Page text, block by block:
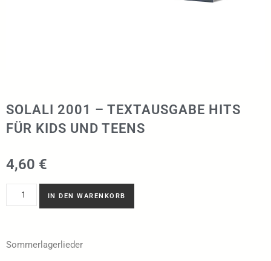
SOLALI 2001 – TEXTAUSGABE HITS
FÜR KIDS UND TEENS
4,60 €
IN DEN WARENKORB
Sommerlagerlieder